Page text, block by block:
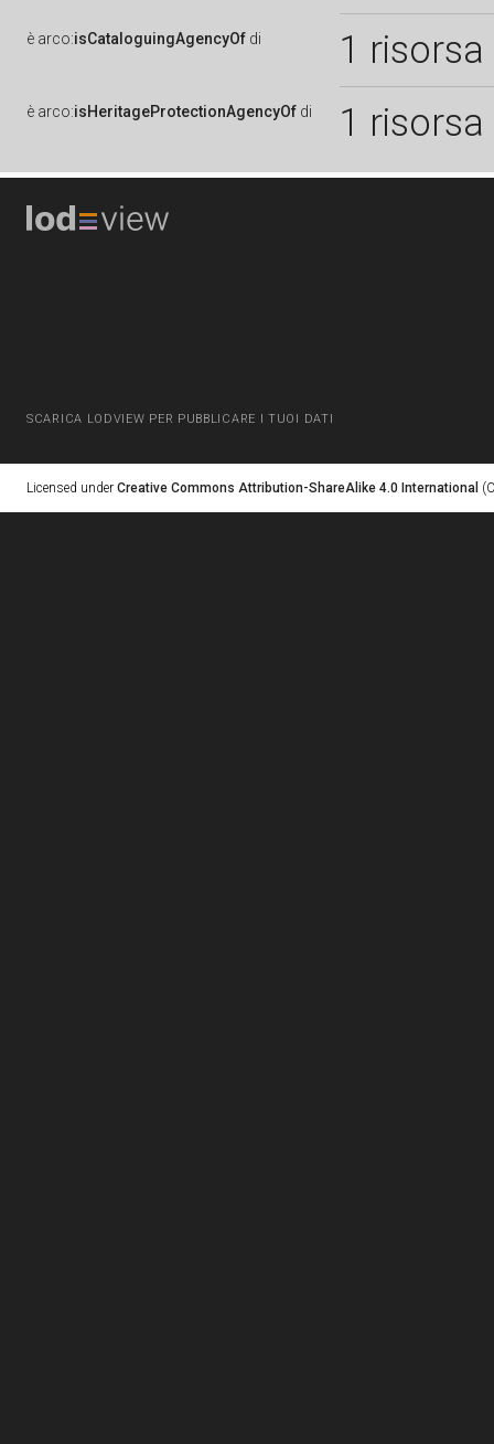
è arco:isCataloguingAgencyOf di 1 risorsa
è arco:isHeritageProtectionAgencyOf di 1 risorsa
SCARICA LODVIEW PER PUBBLICARE I TUOI DATI
Licensed under Creative Commons Attribution-ShareAlike 4.0 International